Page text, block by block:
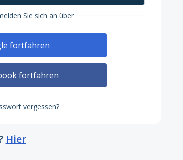
Sie sich an über
fortfahren
fortfahren
vergessen?
Hier